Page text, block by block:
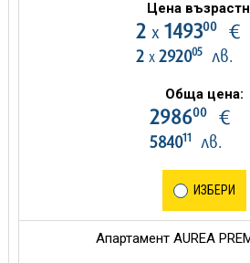
Цена
2 х 149300€
2 х 292005лв.
Обща цена:
298600€
584011 лв.
ИЗБЕРИ
Апартамент AUREA